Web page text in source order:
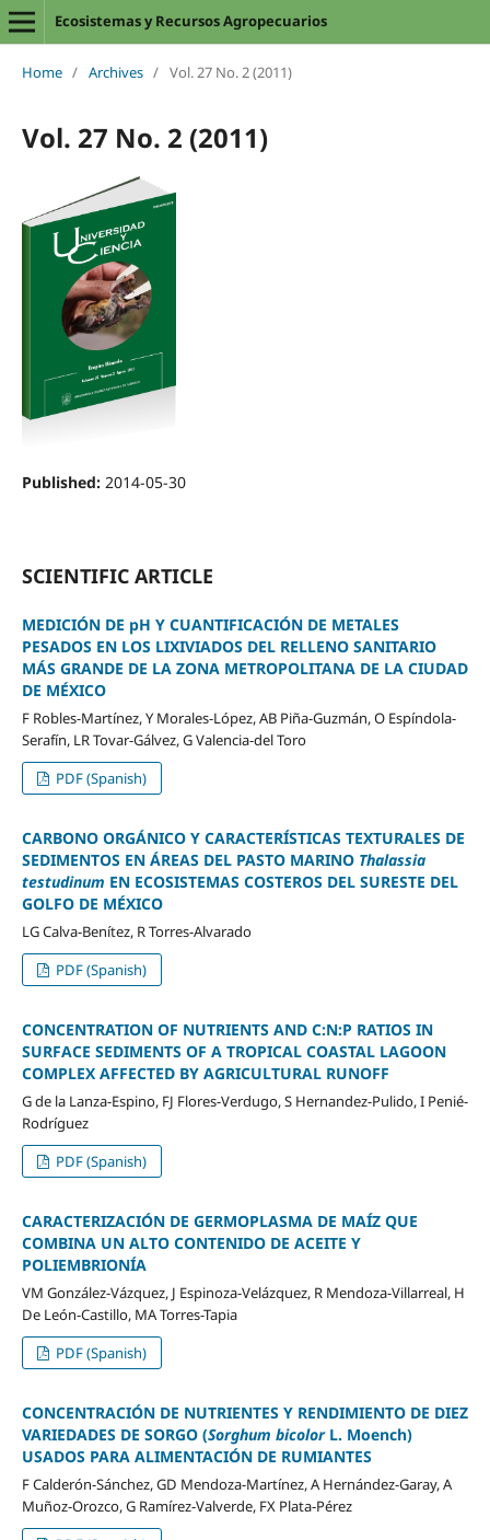
Ecosistemas y Recursos Agropecuarios
Home / Archives / Vol. 27 No. 2 (2011)
Vol. 27 No. 2 (2011)
Published: 2014-05-30
SCIENTIFIC ARTICLE
MEDICIÓN DE pH Y CUANTIFICACIÓN DE METALES
PESADOS EN LOS LIXIVIADOS DEL RELLENO SANITARIO
MÁS GRANDE DE LA ZONA METROPOLITANA DE LA CIUDAD
DE MÉXICO
F Robles-Martínez, Y Morales-López, AB Piña-Guzmán, O Espíndola-
Serafín, LR Tovar-Gálvez, G Valencia-del Toro
PDF (Spanish)
CARBONO ORGÁNICO Y CARACTERÍSTICAS TEXTURALES DE
SEDIMENTOS EN ÁREAS DEL PASTO MARINO Thalassia
testudinum EN ECOSISTEMAS COSTEROS DEL SURESTE DEL
GOLFO DE MÉXICO
LG Calva-Benítez, R Torres-Alvarado
PDF (Spanish)
CONCENTRATION OF NUTRIENTS AND C:N:P RATIOS IN
SURFACE SEDIMENTS OF A TROPICAL COASTAL LAGOON
COMPLEX AFFECTED BY AGRICULTURAL RUNOFF
G de la Lanza-Espino, FJ Flores-Verdugo, S Hernandez-Pulido, I Penié-
Rodríguez
PDF (Spanish)
CARACTERIZACIÓN DE GERMOPLASMA DE MAÍZ QUE
COMBINA UN ALTO CONTENIDO DE ACEITE Y
POLIEMBRIONÍA
VM González-Vázquez, J Espinoza-Velázquez, R Mendoza-Villarreal, H
De León-Castillo, MA Torres-Tapia
PDF (Spanish)
CONCENTRACIÓN DE NUTRIENTES Y RENDIMIENTO DE DIEZ
VARIEDADES DE SORGO (Sorghum bicolorL. Moench)
USADOS PARA ALIMENTACIÓN DE RUMIANTES
F Calderón-Sánchez, GD Mendoza-Martínez, A Hernández-Garay, A
Muñoz-Orozco, G Ramírez-Valverde, FX Plata-Pérez